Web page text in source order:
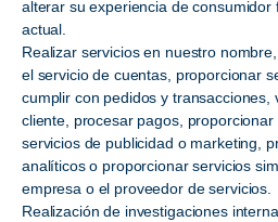
alterar su experiencia de consumidor
actual.
Realizar servicios en nuestro
el servicio de cuentas, proporcionar
cumplir con pedidos y transacciones,
cliente, procesar pagos,
servicios de publicidad o marketing,
analíticos o proporcionar servicios
empresa o el proveedor de servicios.
Realización de investigaciones